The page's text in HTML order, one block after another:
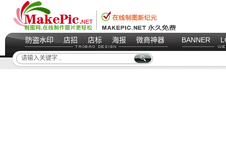
防盗水印 店招 店标 海报 微商神器 BANNER